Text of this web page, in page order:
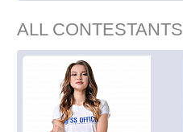
ALL CONTESTANTS